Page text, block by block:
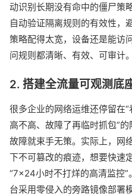
动识别长期没有命中的僵尸策
自动验证隔离规则的有效性，
策略配得太宽，设备还是能访
问规则都清晰、有效、可审计。
2. 搭建全流量可观测底
很多企业的网络运维还停留在
高不高、故障了再临时抓包”
故障就束手无策。实际上，网
下不可篡改的痕迹，想要快速
“7×24小时不打烊的高清监控
台采用零侵入的旁路镜像部署